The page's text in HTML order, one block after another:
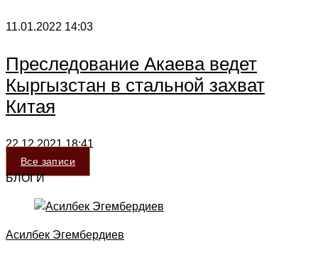
11.01.2022 14:03
Преследование Акаева ведет
Кыргызстан в стальной захват
Китая
22.12.202118:41
Все записи
БЛОГИ
Асилбек Эгембердиев